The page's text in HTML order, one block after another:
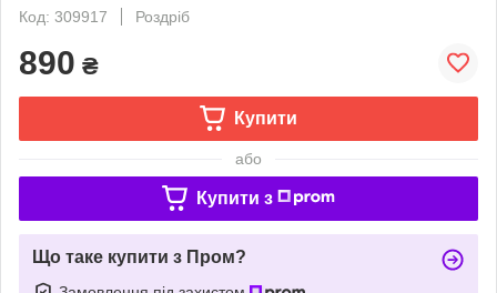
Код: 309917
Роздріб
890 ₴
Купити
або
Купити з
Що таке купити з Пром?